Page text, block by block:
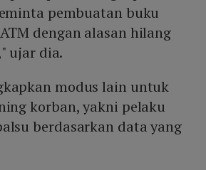
pembuatan buku
dengan alasan hilang
ujar dia.
modus lain untuk
korban, yakni pelaku
berdasarkan data yang